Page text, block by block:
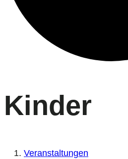
Kinder
Veranstaltungen